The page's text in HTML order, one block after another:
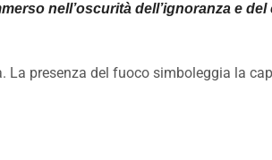
nell’oscurità dell’ignoranza e del
La presenza del fuoco simboleggia la